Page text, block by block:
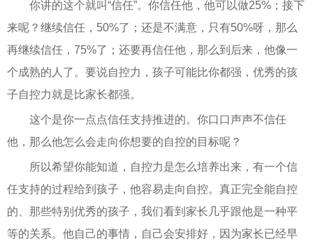
你讲的这个就叫“信任”。你信任他，他可以做25%；接下
来呢？继续信任，50%了；还是不满意，只有50%呀，那么
再继续信任，75%了；还要再信任他，那么到后来，他像一
个成熟的人了。要说自控力，孩子可能比你都强，优秀的孩
子自控力就是比家长都强。
这个是你一点点信任支持推进的。你口口声声不信任
他，那么他怎么会走向你想要的自控的目标呢？
所以希望你能知道，自控力是怎么培养出来，有一个信
任支持的过程给到孩子，他容易走向自控。真正完全能自控
的、那些特别优秀的孩子，我们看到家长几乎跟他是一种平
等的关系。他自己的事情，自己会安排好，因为家长已经早